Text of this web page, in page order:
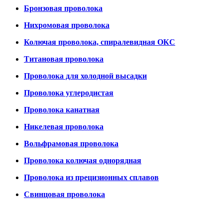
Бронзовая проволока
Нихромовая проволока
Колючая проволока, спиралевидная ОКС
Титановая проволока
Проволока для холодной высадки
Проволока углеродистая
Проволока канатная
Никелевая проволока
Вольфрамовая проволока
Проволока колючая однорядная
Проволока из прецизионных сплавов
Свинцовая проволока